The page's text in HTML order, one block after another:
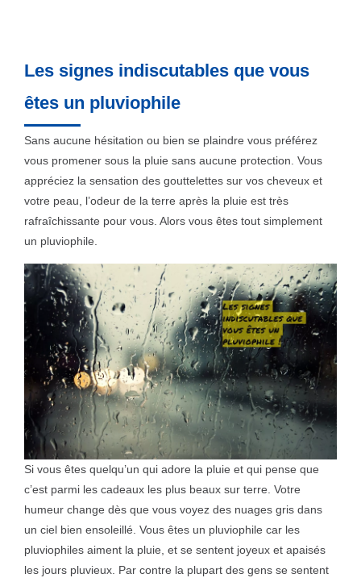
Les signes indiscutables que vous
êtes un pluviophile
Sans aucune hésitation ou bien se plaindre vous préférez
vous promener sous la pluie sans aucune protection. Vous
appréciez la sensation des gouttelettes sur vos cheveux et
votre peau, l’odeur de la terre après la pluie est très
rafraîchissante pour vous. Alors vous êtes tout simplement
un pluviophile.
Si vous êtes quelqu’un qui adore la pluie et qui pense que
c’est parmi les cadeaux les plus beaux sur terre. Votre
humeur change dès que vous voyez des nuages gris dans
un ciel bien ensoleillé. Vous êtes un pluviophile car les
pluviophiles aiment la pluie, et se sentent joyeux et apaisés
les jours pluvieux. Par contre la plupart des gens se sentent